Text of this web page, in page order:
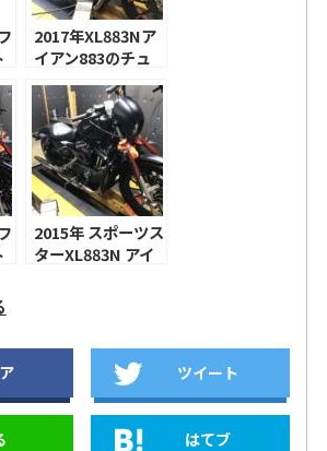
2017年XL883Nア
イアン883のチュ
ーニング！S&Sス
テルスエアクリー
ナーティアドロッ
プ、コブラ３イン
チスリップオン！
2015年 スポーツス
ターXL883N アイ
ップ、S&S テーパ
ードスリップオン
マフラー！
ツイート
はてブ